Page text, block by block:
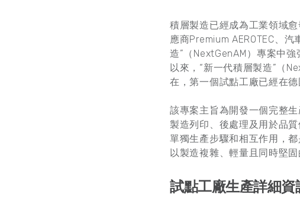
積層製造已經成為工業領域
應商Premium AEROTEC、
造”（NextGenAM）專案中
以來，“新一代積層製造”（
在，第一個試點工廠已經在德
該專案主旨為開發一個完整
製造列印、後處理及用於品
單獨生產步驟和相互作用，
以製造複雜、輕量且同時堅
試點工廠生產詳細資